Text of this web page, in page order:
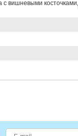
вишневыми